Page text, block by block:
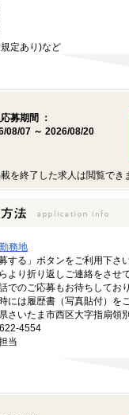
定あり)など
募期間 ：
08/07 ～ 2026/08/20
を終了した求人は閲覧でき
勤務地
募する」ボタンをご利用下さい
より折り返しご連絡をさせ
でのご応募もお待ちしており
には履歴書（写真貼付）を
さいたま市西区大字指扇領
4554
当